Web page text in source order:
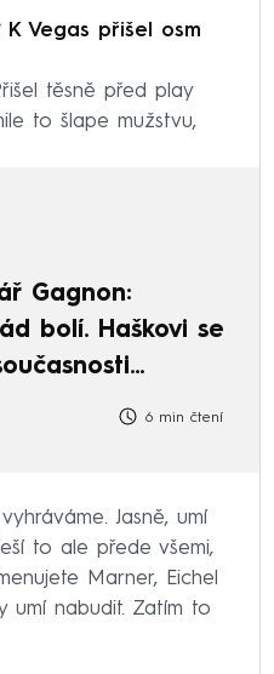
Vegas přišel osm
těsně před play
to šlape mužstvu,
Gagnon:
bolí. Haškovi se
6 min čtení
Jasně, umí
to ale přede všemi,
Marner, Eichel
umí nabudit. Zatím to